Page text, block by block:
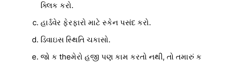
ક્લિક કરો.
હાર્ડવેર ફેરફારો માટે સ્કેન પસંદ કરો.
ડિવાઇસ સ્થિતિ ચકાસો.
જો ક theમેરો હજી પણ કામ કરતો નથી, તો તમારું ક